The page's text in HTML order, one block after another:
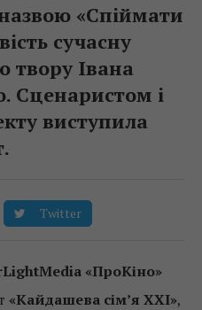
«Спіймати
сучасну
твору Івана
Сценаристом і
виступила
Twitter
«ПроКіно»
«Кайдашева сім’я ХХІ»,